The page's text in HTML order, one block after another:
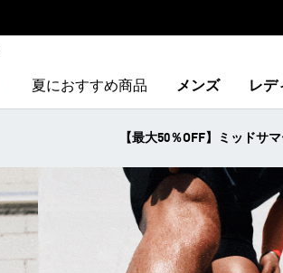
夏におすすめ商品 メンズ レデ
【最大50％OFF】ミッドサ